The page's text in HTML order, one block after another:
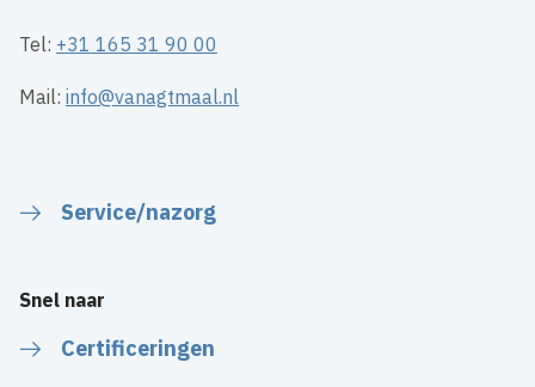
Tel: +31 165 31 90 00
Mail:info@vanagtmaal.nl
Service/nazorg
Snel naar
Certificeringen